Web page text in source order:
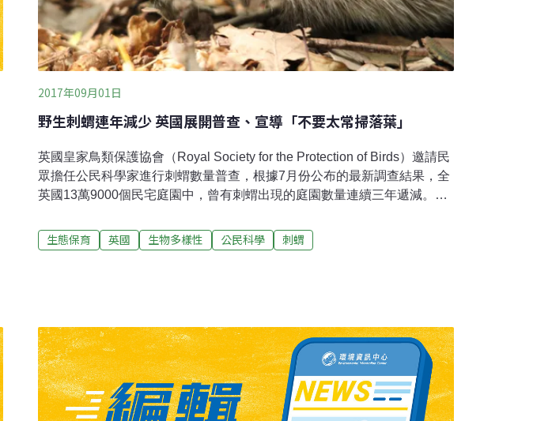
2017年09月01日
野生刺蝟連年減少 英國展開普查、宣導「不要太常掃落葉」
英國皇家鳥類保護協會（Royal Society for the Protection of Birds）邀請民
眾擔任公民科學家進行刺蝟數量普查，根據7月份公布的最新調查結果，全
英國13萬9000個民宅庭園中，曾有刺蝟出現的庭園數量連續三年遞減。鑽
在英國城市和鄉村都面臨了生存危機。刺蝟數量不明 有賴民眾觀察紀錄英
國廣播公司BBC旗下《園藝世界》雜誌（Gardeners' World Magazine）在
生態保育 英國 生物多樣性 公民科學 刺蝟